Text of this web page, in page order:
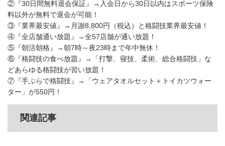
②『30日間無料退会保証』→入会日から30日以内はスポーツ保険
料以外が無料で退会が可能！
③『業界最安値』→月謝8,800円（税込）と格闘技業界最安値！
④『全店舗通い放題』→全57店舗が通い放題！
⑤『朝活朝格』→朝7時～夜23時まで年中無休！
⑥『格闘技の食べ放題』→「打撃、寝技、柔術、総合格闘技」な
どあらゆる格闘技が習い放題！
⑦『手ぶらで格闘技』→「ウェアタオルセット＋トイカツウォー
ター」が550円！
関連記事